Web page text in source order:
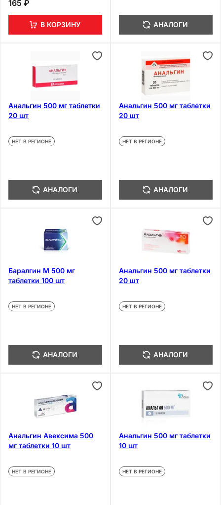
165 ₽
В КОРЗИНУ АНАЛОГИ
Анальгин 500 мг таблетки
20 шт
НЕТ В РЕГИОНЕ
АНАЛОГИ
Анальгин 500 мг таблетки
20 шт
НЕТ В РЕГИОНЕ
АНАЛОГИ
Баралгин М 500 мг
таблетки 100 шт
НЕТ В РЕГИОНЕ
АНАЛОГИ
Анальгин 500 мг таблетки
20 шт
НЕТ В РЕГИОНЕ
АНАЛОГИ
Анальгин Авексима 500
мг таблетки 10 шт
НЕТ В РЕГИОНЕ
Анальгин 500 мг таблетки
10 шт
НЕТ В РЕГИОНЕ